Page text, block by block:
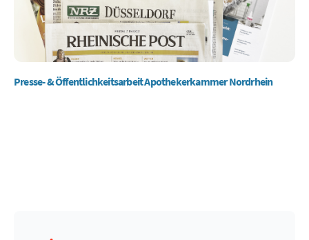
Presse- & Öffentlichkeitsarbeit Apothekerkammer Nordrhein